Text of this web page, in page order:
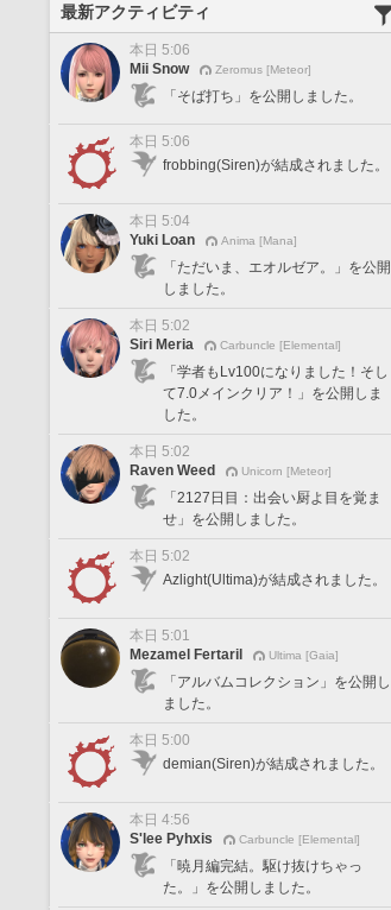
最新アクティビティ
本日 5:06
Mii Snow
Zeromus [Meteor]
「そば打ち」を公開しました。
本日 5:06
frobbing(Siren)が結成されました。
本日 5:04
Yuki Loan
Anima [Mana]
「ただいま、エオルゼア。」を公開
しました。
本日 5:02
Siri Meria
Carbuncle [Elemental]
「学者もLv100になりました！そし
て7.0メインクリア！」を公開しま
した。
本日 5:02
Raven Weed
Unicorn [Meteor]
「2127日目：出会い厨よ目を覚ま
せ」を公開しました。
本日 5:02
Azlight(Ultima)が結成されました。
本日 5:01
Mezamel Fertaril
Ultima [Gaia]
「アルバムコレクション」を公開し
ました。
本日 5:00
demian(Siren)が結成されました。
本日 4:56
S'lee Pyhxis
Carbuncle [Elemental]
「暁月編完結。駆け抜けちゃっ
た。」を公開しました。